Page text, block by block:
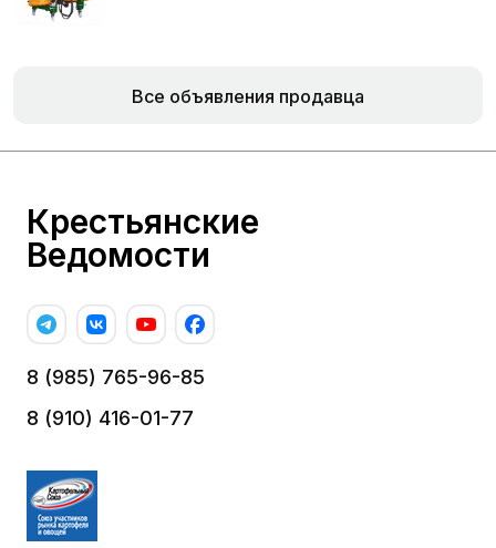
Все объявления продавца
Крестьянские
Ведомости
8 (985) 765-96-85
8 (910) 416-01-77